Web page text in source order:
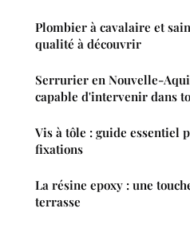
Plombier à cavalaire et
qualité à découvrir
Serrurier en Nouvelle-
capable d'intervenir dans
Vis à tôle : guide essentiel
fixations
La résine epoxy : une
terrasse